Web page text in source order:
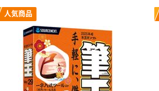
人気商品